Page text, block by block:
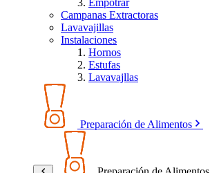
Empotrar
Campanas Extractoras
Lavavajillas
Instalaciones
Hornos
Estufas
Lavavajllas
Preparación de Alimentos